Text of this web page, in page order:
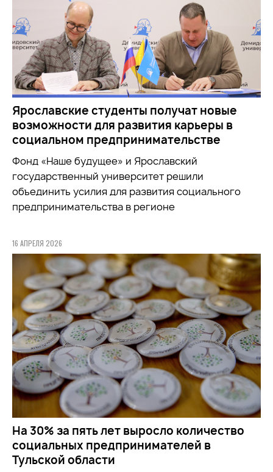
Ярославские студенты получат новые
возможности для развития карьеры в
социальном предпринимательстве
Фонд «Наше будущее» и Ярославский
государственный университет решили
объединить усилия для развития социального
предпринимательства в регионе
16 АПРЕЛЯ 2026
На 30% за пять лет выросло количество
социальных предпринимателей в
Тульской области